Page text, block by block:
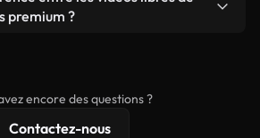
Assurez-vous simplement que
premium ?
protections de licence
encore des questions ?
Contactez-nous